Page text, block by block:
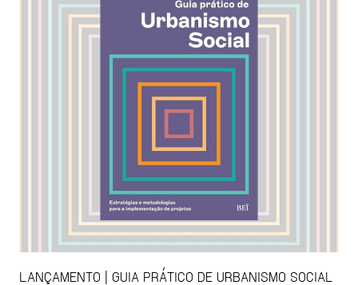
LANÇAMENTO | GUIA PRÁTICO DE URBANISMO SOCIAL